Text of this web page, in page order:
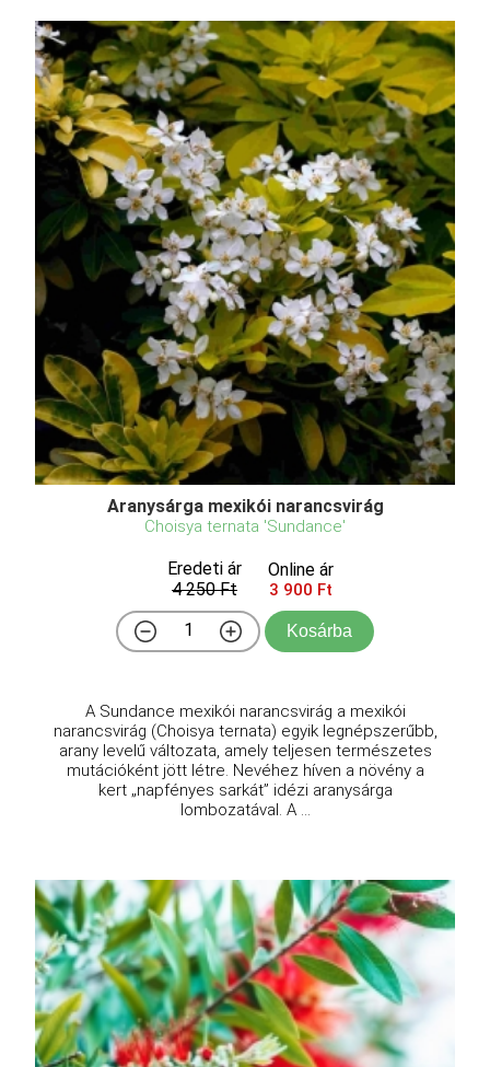
Aranysárga mexikói narancsvirág
Choisya ternata 'Sundance'
Eredeti ár
4 250 Ft
Online ár
3 900 Ft
Kosárba
A Sundance mexikói narancsvirág a mexikói
narancsvirág (Choisya ternata) egyik legnépszerűbb,
arany levelű változata, amely teljesen természetes
mutációként jött létre. Nevéhez híven a növény a
kert „napfényes sarkát” idézi aranysárga
lombozatával. A ...